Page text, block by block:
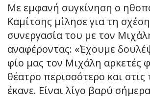
Με εμφανή συγκίνηση ο
Καμίτσης μίλησε για τη
συνεργασία του με τον
αναφέροντας: «Έχουμε
φίο μας τον Μιχάλη αρκετές
θέατρο περισσότερο και στις
έκανε. Είναι λίγο βαρύ